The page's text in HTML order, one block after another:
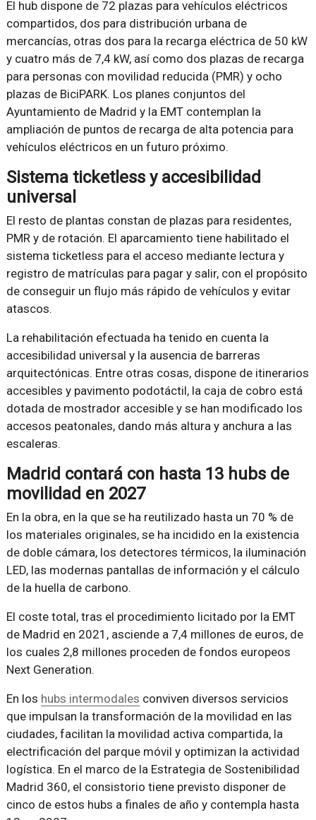
El hub dispone de 72 plazas para vehículos eléctricos
compartidos, dos para distribución urbana de
mercancías, otras dos para la recarga eléctrica de 50 kW
y cuatro más de 7,4 kW, así como dos plazas de recarga
para personas con movilidad reducida (PMR) y ocho
plazas de BiciPARK. Los planes conjuntos del
Ayuntamiento de Madrid y la EMT contemplan la
ampliación de puntos de recarga de alta potencia para
vehículos eléctricos en un futuro próximo.
Sistema ticketless y accesibilidad
universal
El resto de plantas constan de plazas para residentes,
PMR y de rotación. El aparcamiento tiene habilitado el
sistema ticketless para el acceso mediante lectura y
registro de matrículas para pagar y salir, con el propósito
de conseguir un flujo más rápido de vehículos y evitar
atascos.
La rehabilitación efectuada ha tenido en cuenta la
accesibilidad universal y la ausencia de barreras
arquitectónicas. Entre otras cosas, dispone de itinerarios
accesibles y pavimento podotáctil, la caja de cobro está
dotada de mostrador accesible y se han modificado los
accesos peatonales, dando más altura y anchura a las
escaleras.
Madrid contará con hasta 13 hubs de
movilidad en 2027
En la obra, en la que se ha reutilizado hasta un 70 % de
los materiales originales, se ha incidido en la existencia
de doble cámara, los detectores térmicos, la iluminación
LED, las modernas pantallas de información y el cálculo
de la huella de carbono.
El coste total, tras el procedimiento licitado por la EMT
de Madrid en 2021, asciende a 7,4 millones de euros, de
los cuales 2,8 millones proceden de fondos europeos
Next Generation.
En los hubs intermodales conviven diversos servicios
que impulsan la transformación de la movilidad en las
ciudades, facilitan la movilidad activa compartida, la
electrificación del parque móvil y optimizan la actividad
logística. En el marco de la Estrategia de Sostenibilidad
Madrid 360, el consistorio tiene previsto disponer de
cinco de estos hubs a finales de año y contempla hasta